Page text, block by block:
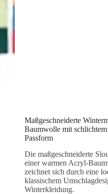
Maßgeschneiderte
Baumwolle mit
Passform
Die maßgeschneiderte
einer warmen Acryl-
zeichnet sich durch eine
klassischem
Winterkleidung.